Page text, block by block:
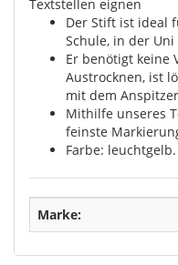
Textstellen eignen
Der Stift ist ideal
Schule, in der
Er benötigt keine
Austrocknen, ist
mit dem
Mithilfe unseres
feinste
Farbe: leuchtgelb.
Marke: